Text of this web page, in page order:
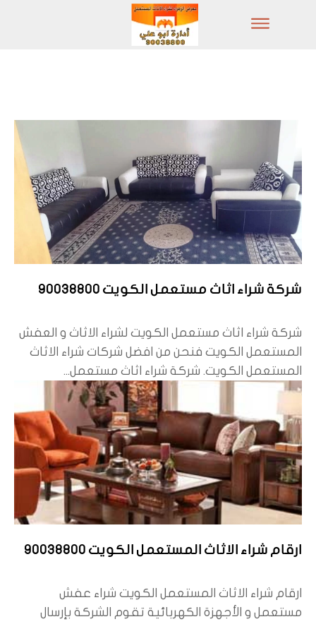
شركة شراء اثاث مستعمل الكويت 90038800
شركة شراء اثاث مستعمل الكويت لشراء الاثاث و العفش
المستعمل الكويت فنحن من افضل شركات شراء الاثاث
المستعمل الكويت. شركة شراء اثاث مستعمل...
ارقام شراء الاثاث المستعمل الكويت 90038800
ارقام شراء الاثاث المستعمل الكويت شراء عفش
مستعمل و الأجهزة الكهربائية تقوم الشركة بإرسال